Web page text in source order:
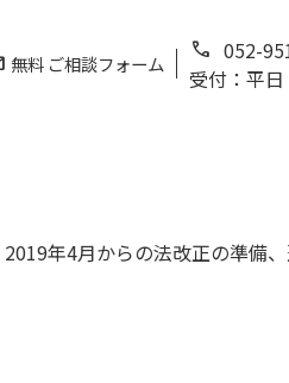
無料 ご相談フォーム
phone 052-
受付：平
2019年4月からの法改正の準備